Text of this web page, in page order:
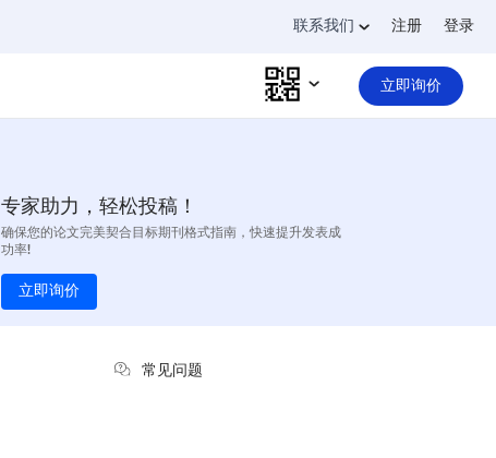
联系我们 注册 登录
立即询价
专家助力，轻松投稿！
确保您的论文完美契合目标期刊格式指南，快速提升发表成
功率!
立即询价
常见问题